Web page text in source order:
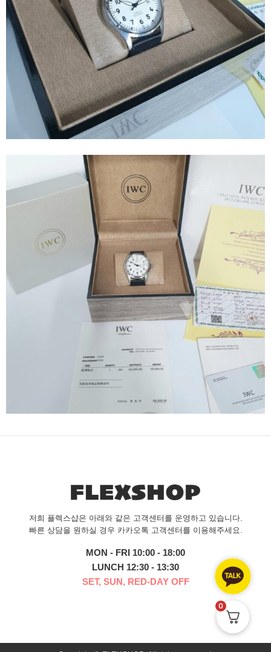
저희 플렉스샵은 아래와 같은 고객센터를 운영하고 있습니다.
빠른 상담을 원하실 경우 카카오톡 고객센터를 이용해주세요.
MON - FRI 10:00 - 18:00
LUNCH 12:30 - 13:30
SET, SUN, RED-DAY OFF
0